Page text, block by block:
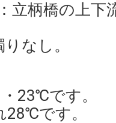
立柄橋の上下
なし。
23℃です。
28℃です。